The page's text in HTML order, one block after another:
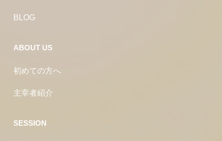
BLOG
ABOUT US
初めての方へ
主宰者紹介
SESSION